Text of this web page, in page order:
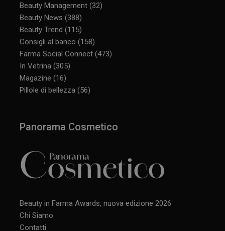
Beauty Management (32)
Beauty News (388)
Beauty Trend (115)
Consigli al banco (158)
Farma Social Connect (473)
In Vetrina (305)
Magazine (16)
Pillole di bellezza (56)
Panorama Cosmetico
Beauty in Farma Awards, nuova edizione 2026
Chi Siamo
Contatti